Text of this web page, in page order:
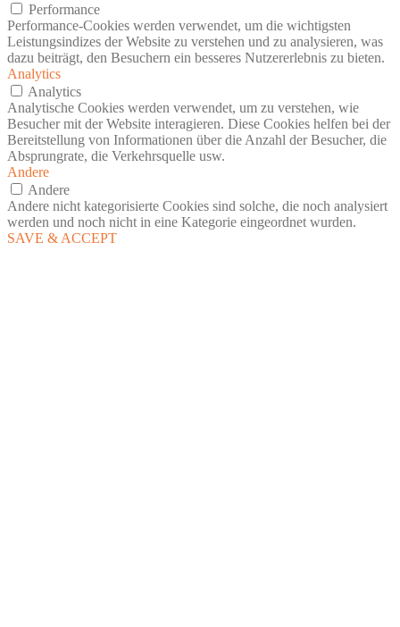
Performance
Performance-Cookies werden verwendet, um die wichtigsten
Leistungsindizes der Website zu verstehen und zu analysieren, was
dazu beiträgt, den Besuchern ein besseres Nutzererlebnis zu bieten.
Analytics
Analytics
Analytische Cookies werden verwendet, um zu verstehen, wie
Besucher mit der Website interagieren. Diese Cookies helfen bei der
Bereitstellung von Informationen über die Anzahl der Besucher, die
Absprungrate, die Verkehrsquelle usw.
Andere
Andere
Andere nicht kategorisierte Cookies sind solche, die noch analysiert
werden und noch nicht in eine Kategorie eingeordnet wurden.
SAVE & ACCEPT